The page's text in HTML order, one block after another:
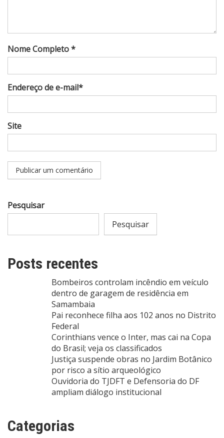
Nome Completo *
Endereço de e-mail*
Site
Pesquisar
Pesquisar
Posts recentes
Bombeiros controlam incêndio em veículo
dentro de garagem de residência em
Samambaia
Pai reconhece filha aos 102 anos no Distrito
Federal
Corinthians vence o Inter, mas cai na Copa
do Brasil; veja os classificados
Justiça suspende obras no Jardim Botânico
por risco a sítio arqueológico
Ouvidoria do TJDFT e Defensoria do DF
ampliam diálogo institucional
Categorias